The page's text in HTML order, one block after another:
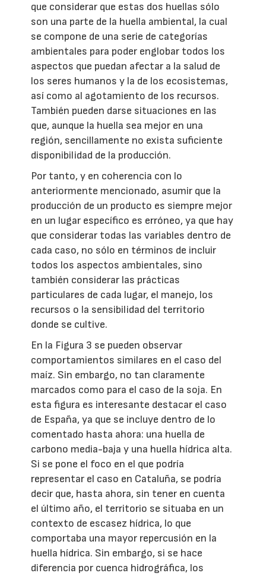
que considerar que estas dos huellas sólo
son una parte de la huella ambiental, la cual
se compone de una serie de categorías
ambientales para poder englobar todos los
aspectos que puedan afectar a la salud de
los seres humanos y la de los ecosistemas,
así como al agotamiento de los recursos.
También pueden darse situaciones en las
que, aunque la huella sea mejor en una
región, sencillamente no exista suficiente
disponibilidad de la producción.
Por tanto, y en coherencia con lo
anteriormente mencionado, asumir que la
producción de un producto es siempre mejor
en un lugar específico es erróneo, ya que hay
que considerar todas las variables dentro de
cada caso, no sólo en términos de incluir
todos los aspectos ambientales, sino
también considerar las prácticas
particulares de cada lugar, el manejo, los
recursos o la sensibilidad del territorio
donde se cultive.
En la Figura 3 se pueden observar
comportamientos similares en el caso del
maíz. Sin embargo, no tan claramente
marcados como para el caso de la soja. En
esta figura es interesante destacar el caso
de España, ya que se incluye dentro de lo
comentado hasta ahora: una huella de
carbono media-baja y una huella hídrica alta.
Si se pone el foco en el que podría
representar el caso en Cataluña, se podría
decir que, hasta ahora, sin tener en cuenta
el último año, el territorio se situaba en un
contexto de escasez hídrica, lo que
comportaba una mayor repercusión en la
huella hídrica. Sin embargo, si se hace
diferencia por cuenca hidrográfica, los